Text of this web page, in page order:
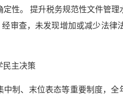
性。 提升税务规范性文件管
经审查，未发现增加或减少法
民主决策
制、末位表态等重要制度，